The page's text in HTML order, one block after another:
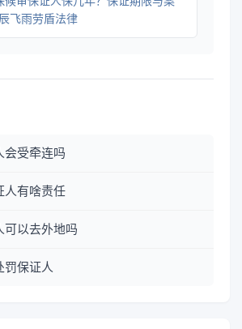
飞雨劳盾法律
会受牵连吗
人有啥责任
可以去外地吗
罚保证人